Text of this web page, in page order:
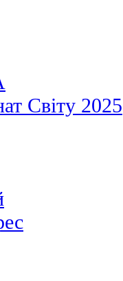
Світу 2025